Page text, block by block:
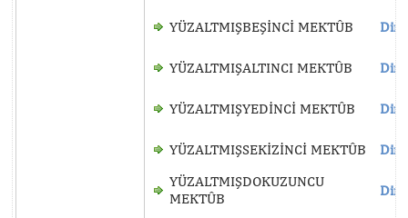
YÜZALTMIŞBEŞİNCİ MEKTÛB
YÜZALTMIŞALTINCI MEKTÛB
YÜZALTMIŞYEDİNCİ MEKTÛB
YÜZALTMIŞSEKİZİNCİ MEKTÛB
YÜZALTMIŞDOKUZUNCU
MEKTÛB